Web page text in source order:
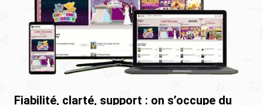
Fiabilité, clarté, support : on s’occupe du